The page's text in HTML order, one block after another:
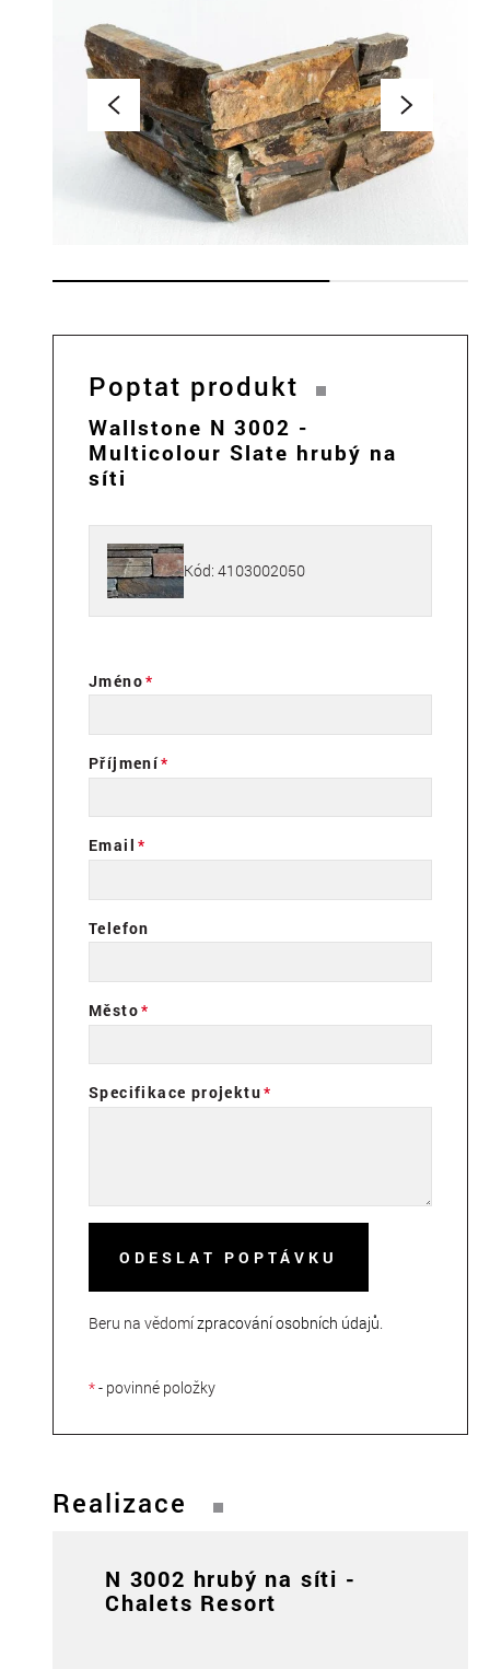
Poptat produkt
Wallstone N 3002 -
Multicolour Slate hrubý na
síti
Kód: 4103002050
Jméno
Příjmení
Email
Telefon
Město
Specifikace projektu
ODESLAT POPTÁVKU
Beru na vědomízpracování osobních údajů.
*- povinné položky
Realizace
N 3002 hrubý na síti -
Chalets Resort